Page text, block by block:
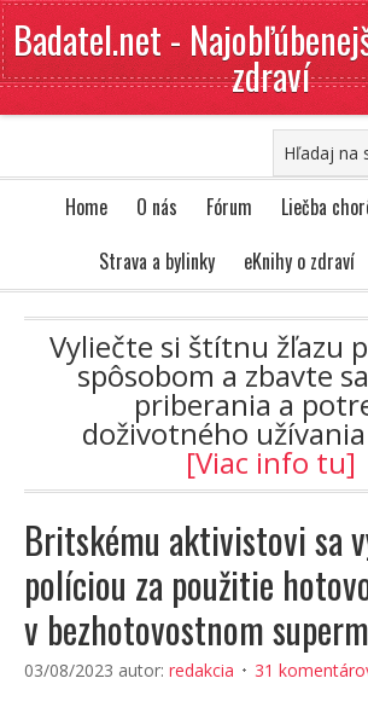
Badatel.net -
zdraví
Home O nás Fórum Liečba
Strava a bylinky
eKnihy o zdraví
Vyliečte si štítnu žľazu
spôsobom a zbavte
priberania a
doživotného
[Viac info tu]
Britskému aktivistovi sa
políciou za použitie
v bezhotovostnom
03/08/2023 autor: redakcia 31